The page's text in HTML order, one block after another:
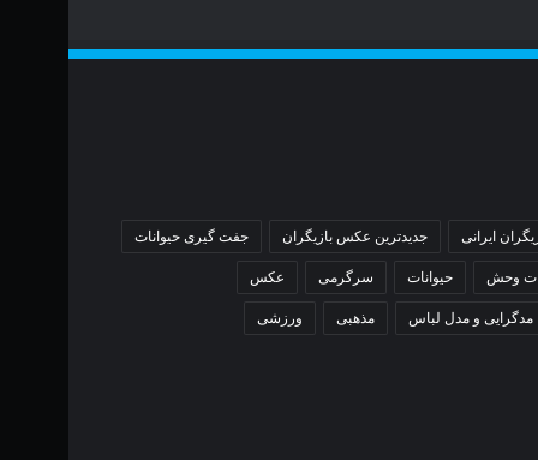
ایرانی جدیدترین عکس بازیگران جفت گیری حیوانات
وحش حیوانات سرگرمی عکس
مدگرایی و مدل لباس مذهبی ورزشی